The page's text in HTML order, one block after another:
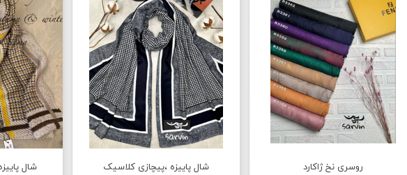
روسری نخ ژاکارد شال پاییزه ،پیچازی کلاسیک شال